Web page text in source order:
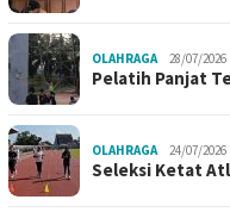
OLAHRAGA 28/07/2026
Pelatih Panjat
OLAHRAGA 24/07/2026
Seleksi Ketat